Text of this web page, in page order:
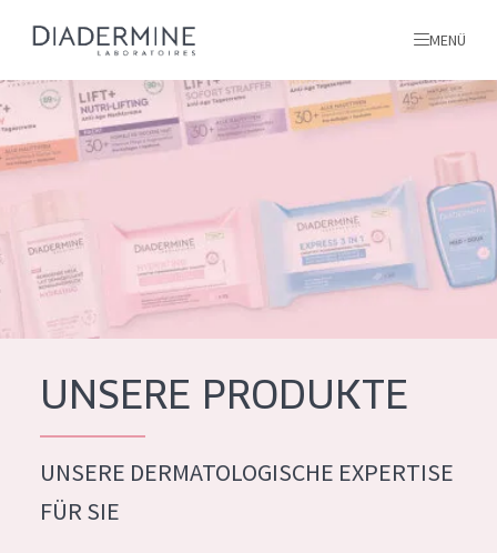
PRODUKTTYP
Feuchtigkeit und Ausstrahlung
ALLE PRODUKTE
Alle produkte
MENÜ
inhaltsstoffe
Über uns
Inspiration
Kontakt
French
UNSERE PRODUKTE
UNSERE DERMATOLOGISCHE EXPERTISE
FÜR SIE